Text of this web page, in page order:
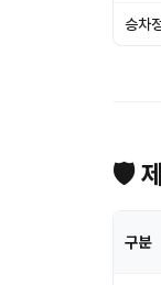
승차
🛡
구분